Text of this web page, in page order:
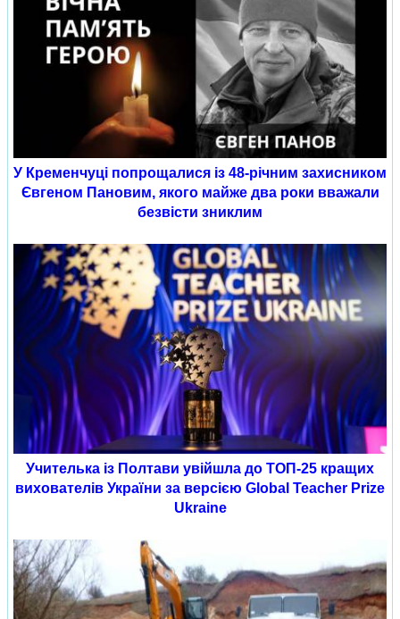
У Кременчуці попрощалися із 48-річним захисником
Євгеном Пановим, якого майже два роки вважали
безвісти зниклим
Учителька із Полтави увійшла до ТОП-25 кращих
вихователів України за версією Global Teacher Prize
Ukraine